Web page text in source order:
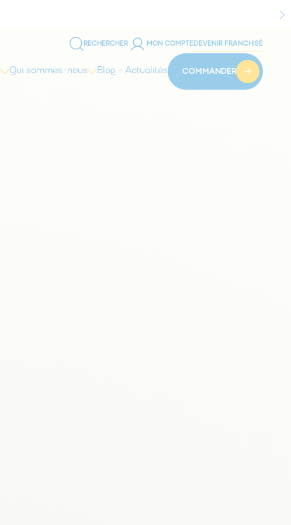
RECHERCHER MON COMPTEDEVENIR FRANCHISÉ
Qui sommes-nous Blog - Actualités COMMANDER